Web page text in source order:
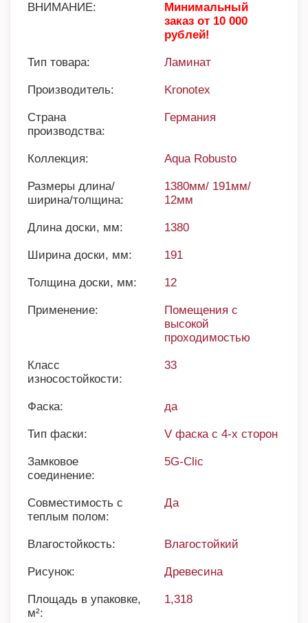
ВНИМАНИЕ:
Минимальный
заказ от 10 000
рублей!
Тип товара: Ламинат
Производитель: Kronotex
Страна
производства:
Германия
Коллекция: Aqua Robusto
Размеры длина/
ширина/толщина:
1380мм/ 191мм/
12мм
Длина доски, мм: 1380
Ширина доски, мм: 191
Толщина доски, мм: 12
Применение:
Помещения с
высокой
проходимостью
Класс
износостойкости:
33
Фаска: да
Тип фаски: V фаска с 4-х сторон
Замковое
соединение:
5G-Clic
Совместимость с
теплым полом:
Да
Влагостойкость: Влагостойкий
Рисунок: Древесина
Площадь в упаковке,
м²:
1,318